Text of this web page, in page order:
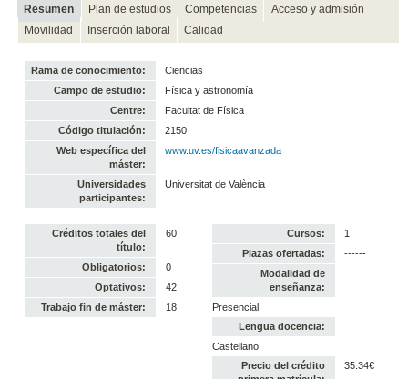
Resumen Plan de estudios Competencias
Acceso y admisión
Movilidad
Inserción laboral Calidad
Rama de conocimiento:
Ciencias
Campo de estudio:
Física y astronomía
Centre:
Facultat de Física
Código titulación:
2150
Web específica del
máster:
www.uv.es/fisicaavanzada
Universidades
participantes:
Universitat de València
Créditos totales del
título:
60
Obligatorios:
0
Optativos:
42
Trabajo fin de máster:
18
Cursos:
1
Plazas ofertadas:
------
Modalidad de
enseñanza:
Presencial
Lengua docencia:
Castellano
Precio del crédito
35.34€